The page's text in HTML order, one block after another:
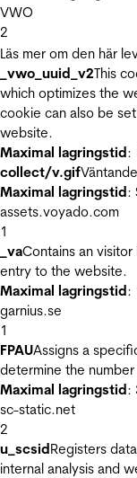
VWO
2
Läs mer om den här
_vwo_uuid_v2This
which optimizes the
cookie can also be
website.
Maximal lagringstid:
collect/v.gifVäntande
Maximal lagringstid:
assets.voyado.com
1
_vaContains an
entry to the website.
Maximal lagringstid:
garnius.se
1
FPAUAssigns a
determine the
Maximal lagringstid:
sc-static.net
2
u_scsidRegisters
internal analysis and